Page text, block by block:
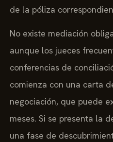
de la póliza
No existe mediación
aunque los jueces
conferencias de
comienza con una carta
negociación, que puede
meses. Si se presenta la
una fase de